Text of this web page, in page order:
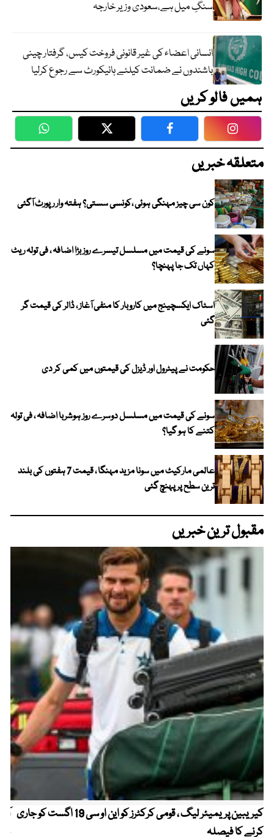
سنگِ میل ہے،سعودی وزیر خارجہ
انسانی اعضاء کی غیر قانونی فروخت کیس، گرفتار چینی
باشندوں نے ضمانت کیلئے ہائیکورٹ سے رجوع کرلیا
ہمیں فالو کریں
WhatsApp Twitter Facebook
متعلقہ خبریں
کون سی چیز مہنگی ہوئی ،کونسی سستی؟ ہفتہ وار رپورٹ آگئی
سونے کی قیمت میں مسلسل تیسرے روز بڑا اضافہ ، فی تولہ ریٹ
کہاں تک جا پہنچا؟
اسٹاک ایکسچینج میں کاروبار کا منفی آغاز ، ڈالر کی قیمت گر
گئی
حکومت نے پیٹرول اور ڈیزل کی قیمتوں میں کمی کر دی
سونے کی قیمت میں مسلسل دوسرے روز ہوشربا اضافہ ، فی تولہ
کتنے کا ہو گیا؟
عالمی مارکیٹ میں سونا مزید مہنگا ، قیمت 7 ہفتوں کی بلند
ترین سطح پر پہنچ گئی
مقبول ترین خبریں
کیریبین پریمیئر لیگ ، قومی کرکٹرز کو این او سی 19 اگست کو جاری
کرنے کا فیصلہ